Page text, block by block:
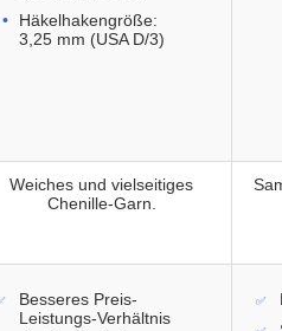
Häkelhakengröße:
3,25 mm (USA D/3)
Weiches und vielseitiges
Chenille-Garn.
Besseres Preis-
Leistungs-Verhältnis